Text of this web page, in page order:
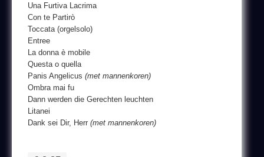
Una Furtiva Lacrima
Con te Partirò
Toccata (orgelsolo)
Entree
La donna è mobile
Questa o quella
Panis Angelicus (met mannenkoren)
Ombra mai fu
Dann werden die Gerechten leuchten
Litanei
Dank sei Dir, Herr (met mannenkoren)